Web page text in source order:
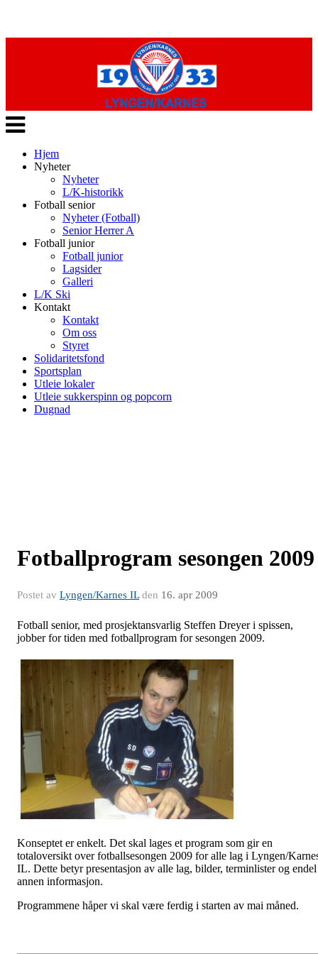
Veksle
navigasjon
Hjem
Nyheter
Nyheter
L/K-historikk
Fotball senior
Nyheter (Fotball)
Senior Herrer A
Fotball junior
Fotball junior
Lagsider
Galleri
L/K Ski
Kontakt
Kontakt
Om oss
Styret
Solidaritetsfond
Sportsplan
Utleie lokaler
Utleie sukkerspinn og popcorn
Dugnad
Fotballprogram sesongen 2009
Postet av Lyngen/Karnes ILden 16. apr 2009
Fotball senior, med prosjektansvarlig Steffen Dreyer i spissen,
jobber for tiden med fotballprogram for sesongen 2009.
Konseptet er enkelt. Det skal lages et program som gir en
totaloversikt over fotballsesongen 2009 for alle lag i Lyngen/
IL. Dette betyr presentasjon av alle lag, bilder, terminlister og endel
annen informasjon.
Programmene håper vi skal være ferdig i starten av mai måned.